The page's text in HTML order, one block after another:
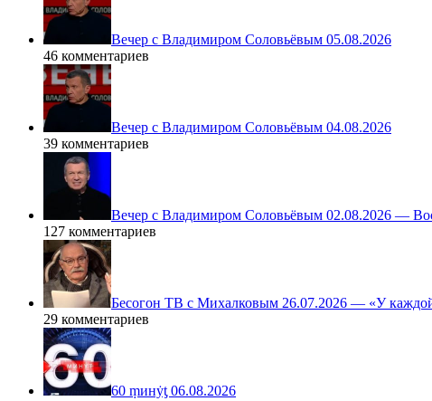
Вечер с Владимиром Соловьёвым 05.08.2026
46 комментариев
Вечер с Владимиром Соловьёвым 04.08.2026
39 комментариев
Вечер с Владимиром Соловьёвым 02.08.2026 —
127 комментариев
Бесогон ТВ с Михалковым 26.07.2026 — «У
29 комментариев
60 ṃинẏƫ 06.08.2026